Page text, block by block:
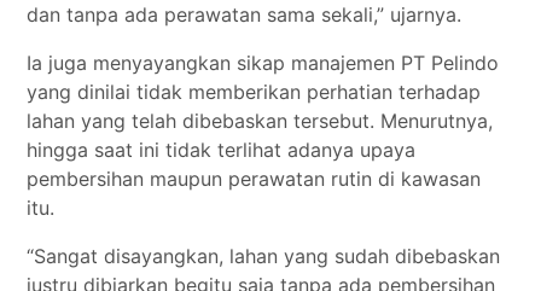
dan tanpa ada perawatan sama sekali,” ujarnya.
Ia juga menyayangkan sikap manajemen PT Pelindo
yang dinilai tidak memberikan perhatian terhadap
lahan yang telah dibebaskan tersebut. Menurutnya,
hingga saat ini tidak terlihat adanya upaya
pembersihan maupun perawatan rutin di kawasan
itu.
“Sangat disayangkan, lahan yang sudah dibebaskan
justru dibiarkan begitu saja tanpa ada pembersihan